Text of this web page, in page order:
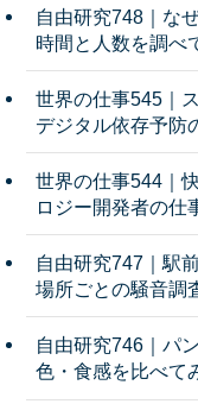
自由研究748｜な
時間と人数を調べ
世界の仕事545｜
デジタル依存予防
世界の仕事544｜
ロジー開発者の仕
自由研究747｜駅
場所ごとの騒音調
自由研究746｜パ
色・食感を比べて